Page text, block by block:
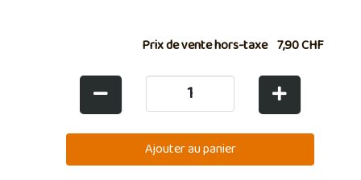
Prix de vente hors-taxe 7,90 CHF